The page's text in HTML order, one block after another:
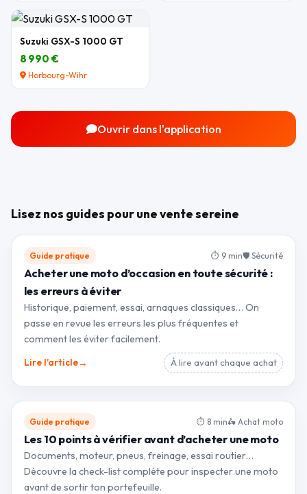
Suzuki GSX-S 1000 GT
8 990 €
Horbourg-Wihr
Ouvrir dans l'application
Lisez nos guides pour une vente sereine
Guide pratique ⏱ 9 min🛡 Sécurité
Acheter une moto d’occasion en toute sécurité :
les erreurs à éviter
Historique, paiement, essai, arnaques classiques… On
passe en revue les erreurs les plus fréquentes et
comment les éviter facilement.
Lire l’article→ À lire avant chaque achat
Guide pratique ⏱ 8 min🛵 Achat moto
Les 10 points à vérifier avant d’acheter une moto
Documents, moteur, pneus, freinage, essai routier…
Découvre la check-list complète pour inspecter une moto
avant de sortir ton portefeuille.